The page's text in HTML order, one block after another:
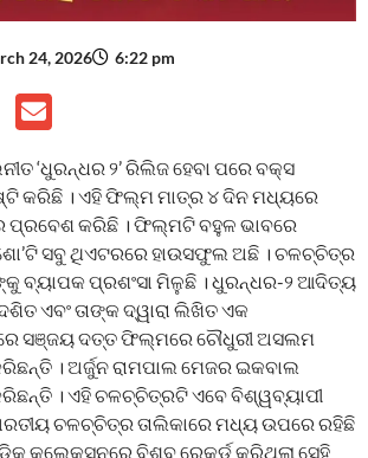
24, 2026 6:22 pm
‘ଧୁରନ୍ଧର ୨’ ରିଲିଜ ହେବା ପରେ ବକ୍ସ
କରିଛି । ଏହି ଫିଲ୍ମ ମାତ୍ର ୪ ଦିନ ମଧ୍ୟରେ
କରିଛି । ଫିଲ୍ମଟି ବହୁଳ ଭାବରେ
ସବୁ ଥିଏଟରରେ ହାଉସଫୁଲ ଅଛି । ଚଳଚ୍ଚିତ୍ର
ବ୍ୟାପକ ପ୍ରଶଂସା ମିଳୁଛି । ଧୁରନ୍ଧର-୨ ଆଦିତ୍ୟ
ଏବଂ ତାଙ୍କ ଦ୍ୱାରା ଲିଖିତ ଏକ
ସଞ୍ଜୟ ଦତ୍ତ ଫିଲ୍ମରେ ଚୌଧୁରୀ ଅସଲମ
। ଅର୍ଜୁନ ରାମପାଲ ମେଜର ଇକବାଲ
। ଏହି ଚଳଚ୍ଚିତ୍ରଟି ଏବେ ବିଶ୍ୱବ୍ୟାପୀ
ଚଳଚ୍ଚିତ୍ର ତାଲିକାରେ ମଧ୍ୟ ଉପରେ ରହିଛି
କଲେକ୍ସନରେ ବିଶ୍ବ ରେକର୍ଡ କରିଥିଲା ସେହି